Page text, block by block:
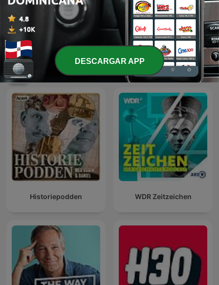
Digging Up Ancient Aliens
Les récits de Stéphane
Bern
Más podcasts internacionales de Historia
Historiepodden WDR Zeitzeichen
DESCARGAR APP